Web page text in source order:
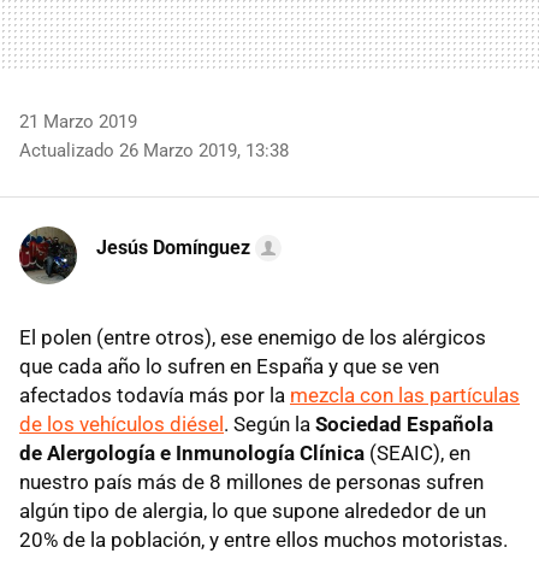
21 Marzo 2019
Actualizado 26 Marzo 2019, 13:38
Jesús Domínguez
El polen (entre otros), ese enemigo de los alérgicos
que cada año lo sufren en España y que se ven
afectados todavía más por la mezcla con las partículas
de los vehículos diésel. Según la Sociedad Española
de Alergología e Inmunología Clínica (SEAIC), en
nuestro país más de 8 millones de personas sufren
algún tipo de alergia, lo que supone alrededor de un
20% de la población, y entre ellos muchos motoristas.